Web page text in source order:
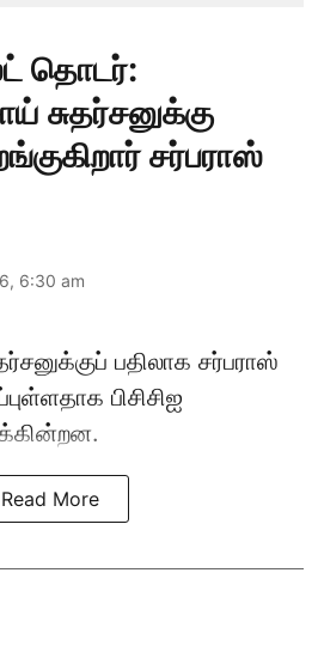
தொடர்:
சுதர்சனுக்கு
சர்பராஸ்
6:30 am
பதிலாக சர்பராஸ்
பிசிசிஐ
Read More